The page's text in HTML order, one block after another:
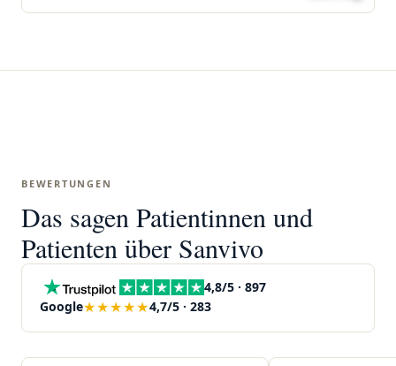
BEWERTUNGEN
Das sagen Patientinnen und
Patienten über Sanvivo
4,8/5 · 897
Google★★★★★4,7/5 · 283